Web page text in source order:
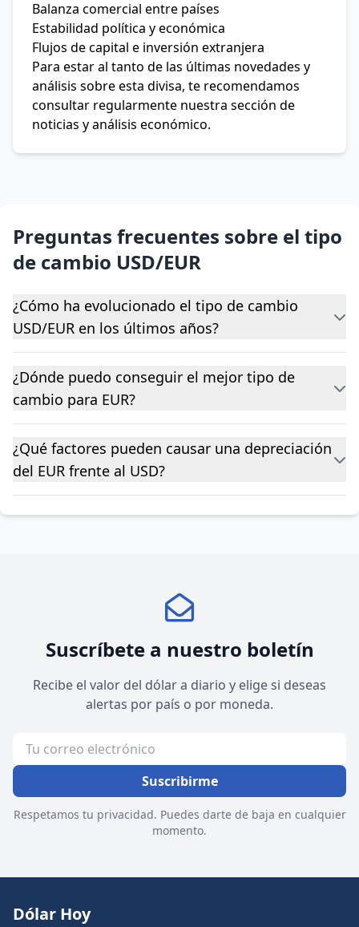
Balanza comercial entre países
Estabilidad política y económica
Flujos de capital e inversión extranjera
Para estar al tanto de las últimas novedades y
análisis sobre esta divisa, te recomendamos
consultar regularmente nuestra sección de
noticias y análisis económico.
Preguntas frecuentes sobre el tipo
de cambio USD/EUR
¿Cómo ha evolucionado el tipo de cambio
USD/EUR en los últimos años?
¿Dónde puedo conseguir el mejor tipo de
cambio para EUR?
¿Qué factores pueden causar una depreciación
del EUR frente al USD?
Suscríbete a nuestro boletín
Recibe el valor del dólar a diario y elige si deseas
alertas por país o por moneda.
Suscribirme
Respetamos tu privacidad. Puedes darte de baja en cualquier
momento.
Dólar Hoy